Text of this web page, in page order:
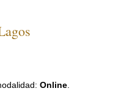
Online.